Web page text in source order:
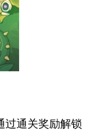
通关奖励解锁